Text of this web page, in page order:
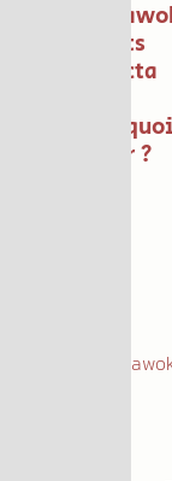
meets
Selecta
Pourquoi
venir ?